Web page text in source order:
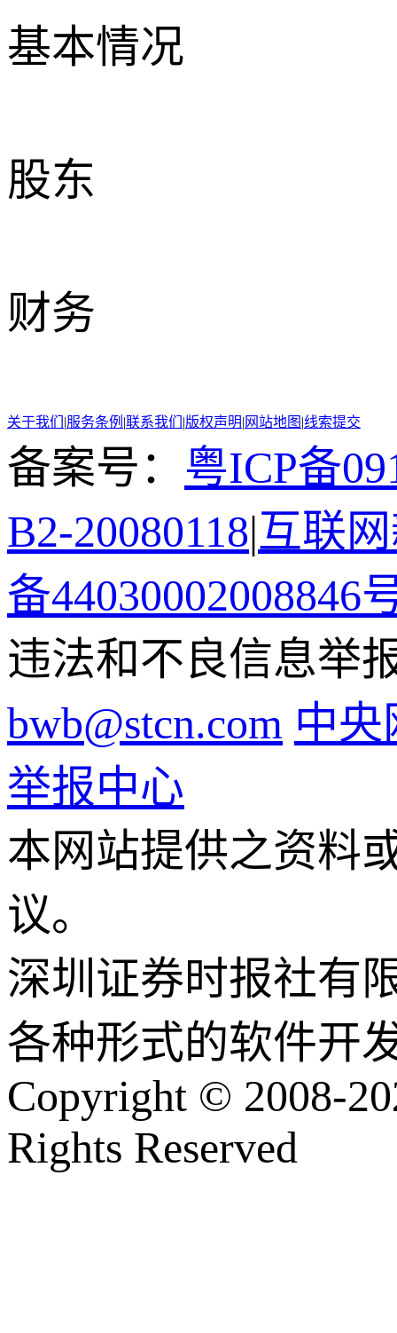
基本情况
股东
财务
关于我们 |服务条例 |联系我们 |版权声明| 网站地图 |线索提交
备案号： 粤ICP备
B2-20080118|互联
备44030002008846
违法和不良信息举
bwb@stcn.com 中
举报中心
本网站提供之资料
议。
深圳证券时报社有
各种形式的软件开
Copyright © 2008-
Rights Reserved